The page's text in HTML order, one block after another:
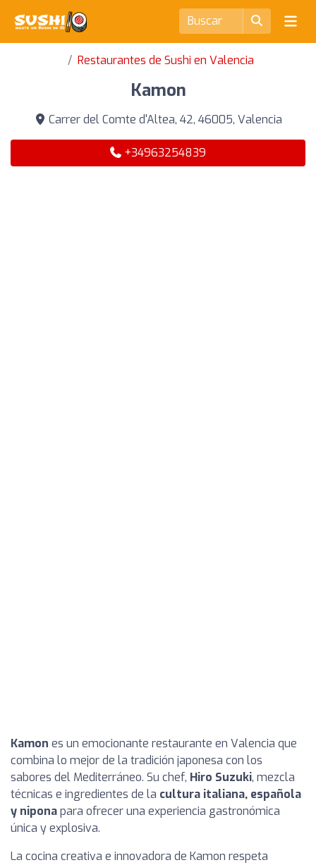
Restaurantes de Sushi en Valencia
Kamon
Carrer del Comte d'Altea, 42, 46005, Valencia
+34963254839
Kamon es un emocionante restaurante en Valencia que
combina lo mejor de la tradición japonesa con los
sabores del Mediterráneo. Su chef, Hiro Suzuki, mezcla
técnicas e ingredientes de la cultura italiana, española
y niponapara ofrecer una experiencia gastronómica
única y explosiva.
La cocina creativa e innovadora de Kamon respeta